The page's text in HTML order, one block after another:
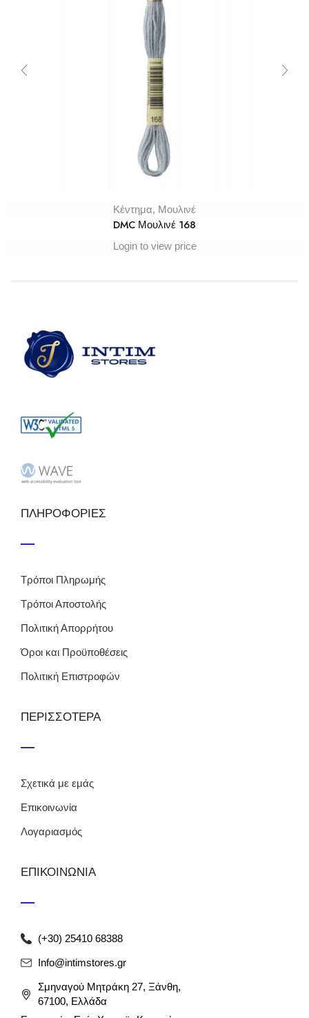
Κέντημα, Μουλινέ
DMC Μουλινέ 168
Login to view price
ΠΛΗΡΟΦΟΡΙΕΣ
Τρόποι Πληρωμής
Τρόποι Αποστολής
Πολιτική Απορρήτου
Όροι και Προϋποθέσεις
Πολιτική Επιστροφών
ΠΕΡΙΣΣΟΤΕΡΑ
Σχετικά με εμάς
Επικοινωνία
Λογαριασμός
ΕΠΙΚΟΙΝΩΝΙΑ
(+30) 25410 68388
Info@intimstores.gr
Σμηναγού Μητράκη 27, Ξάνθη,
67100, Ελλάδα